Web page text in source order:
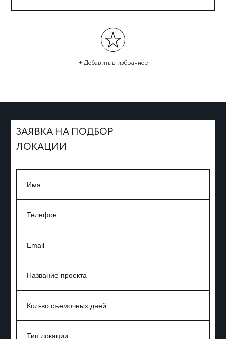
+ Добавить в избранное
ЗАЯВКА НА ПОДБОР
ЛОКАЦИИ